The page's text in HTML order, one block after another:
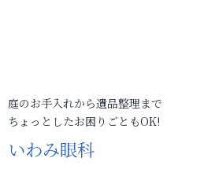
庭のお手入れから遺品整理まで
ちょっとしたお困りごともOK!
いわみ眼科